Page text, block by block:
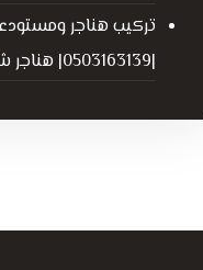
تركيب هناجر
|0503163139| هناجر شينكو